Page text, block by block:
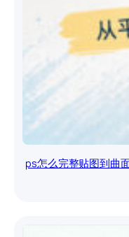
ps怎么完整贴图到曲